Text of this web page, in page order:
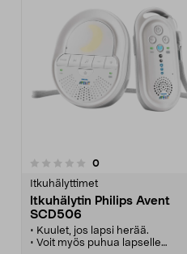
0arvostelut
Itkuhälyttimet
Itkuhälytin Philips Avent
SCD506
• Kuulet, jos lapsi herää.
• Voit myös puhua lapselle
0.0 viidestä